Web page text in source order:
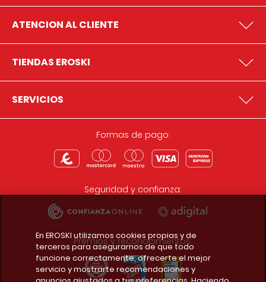
ATENCION AL CLIENTE
TIENDAS EROSKI
SERVICIOS
Formas de pago:
Seguridad y confianza:
Premios y reconocimientos:
En EROSKI utilizamos cookies propias y de
terceros para asegurarnos de que todo
funcione correctamente, ofrecerte el mejor
servicio y mostrarte recomendaciones y